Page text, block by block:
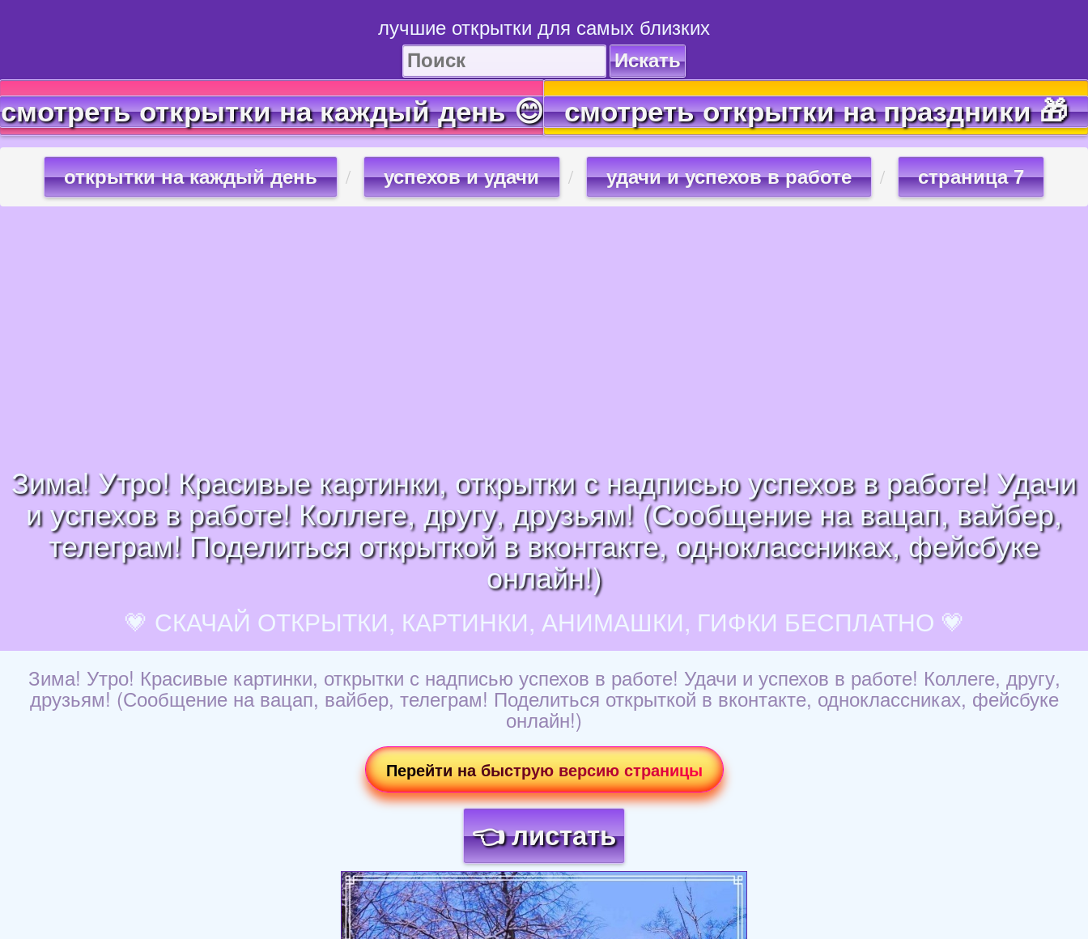
лучшие открытки для самых близких
Искать
смотреть открытки на каждый день 😊 смотреть открытки на праздники 🎁
открытки на каждый день успехов и удачи удачи и успехов в работе страница 7
Зима! Утро! Красивые картинки, открытки с надписью успехов в работе! Удачи
и успехов в работе! Коллеге, другу, друзьям! (Сообщение на вацап, вайбер,
телеграм! Поделиться открыткой в вконтакте, одноклассниках, фейсбуке
онлайн!)
💗 СКАЧАЙ ОТКРЫТКИ, КАРТИНКИ, АНИМАШКИ, ГИФКИ БЕСПЛАТНО 💗
Зима! Утро! Красивые картинки, открытки с надписью успехов в работе! Удачи и успехов в работе! Коллеге, другу,
друзьям! (Сообщение на вацап, вайбер, телеграм! Поделиться открыткой в вконтакте, одноклассниках, фейсбуке
онлайн!)
Перейти на быструю версию страницы
👈 листать
Загрузка картинки...